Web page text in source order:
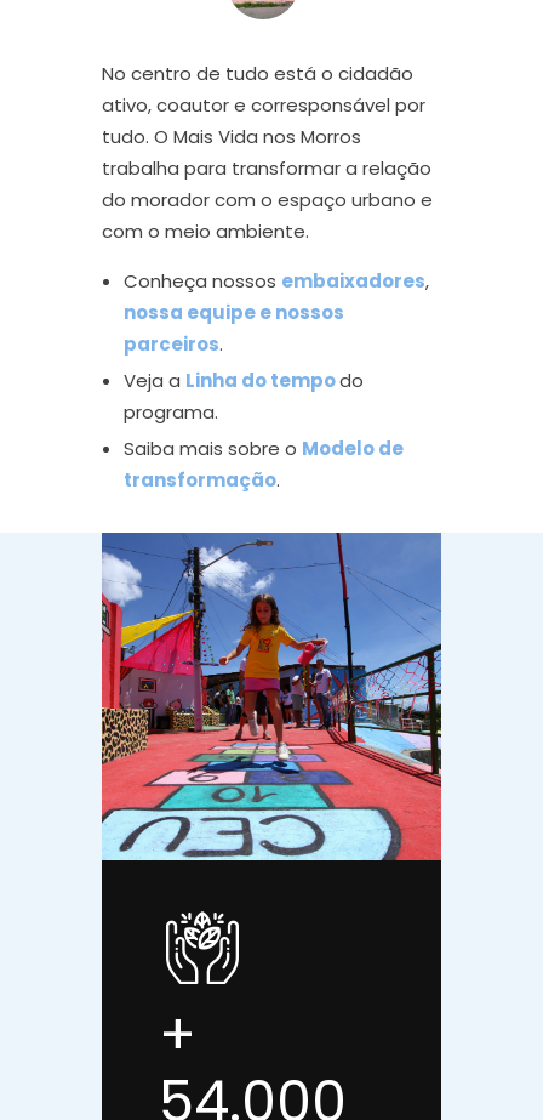
No centro de tudo está o cidadão
ativo, coautor e corresponsável por
tudo. O Mais Vida nos Morros
trabalha para transformar a relação
do morador com o espaço urbano e
com o meio ambiente.
Conheça nossos embaixadores,
nossa equipe e nossos
parceiros.
Veja a Linha do tempodo
programa.
Saiba mais sobre o Modelo de
transformação.
+
54.000